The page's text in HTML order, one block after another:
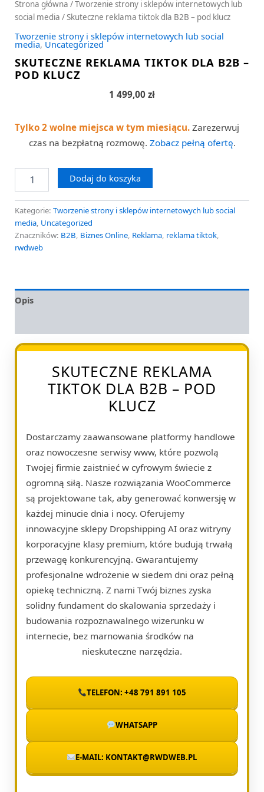
Strona główna /Tworzenie strony i sklepów internetowych lub
social media / Skuteczne reklama tiktok dla B2B – pod klucz
Tworzenie strony i sklepów internetowych lub social
media, Uncategorized
SKUTECZNE REKLAMA TIKTOK DLA B2B –
POD KLUCZ
1 499,00 zł
Tylko 2 wolne miejsca w tym miesiącu. Zarezerwuj
czas na bezpłatną rozmowę. Zobacz pełną ofertę.
Dodaj do koszyka
Kategorie: Tworzenie strony i sklepów internetowych lub social
media, Uncategorized
Znaczników: B2B, Biznes Online, Reklama, reklama tiktok,
rwdweb
Opis
SKUTECZNE REKLAMA
TIKTOK DLA B2B – POD
KLUCZ
Dostarczamy zaawansowane platformy handlowe
oraz nowoczesne serwisy www, które pozwolą
Twojej firmie zaistnieć w cyfrowym świecie z
ogromną siłą. Nasze rozwiązania WooCommerce
są projektowane tak, aby generować konwersję w
każdej minucie dnia i nocy. Oferujemy
innowacyjne sklepy Dropshipping AI oraz witryny
korporacyjne klasy premium, które budują trwałą
przewagę konkurencyjną. Gwarantujemy
profesjonalne wdrożenie w siedem dni oraz pełną
opiekę techniczną. Z nami Twój biznes zyska
solidny fundament do skalowania sprzedaży i
budowania rozpoznawalnego wizerunku w
internecie, bez marnowania środków na
nieskuteczne narzędzia.
TELEFON: +48 791 891 105
WHATSAPP
E-MAIL: KONTAKT@RWDWEB.PL